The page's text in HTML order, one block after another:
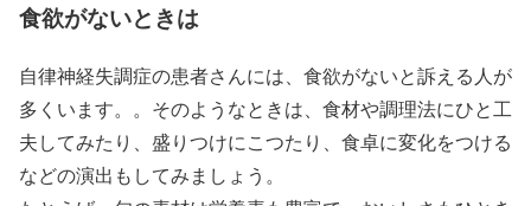
食欲がないときは
自律神経失調症の患者さんには、食欲がないと訴える人が
多くいます。。そのようなときは、食材や調理法にひと工
夫してみたり、盛りつけにこつたり、食卓に変化をつける
などの演出もしてみましょう。